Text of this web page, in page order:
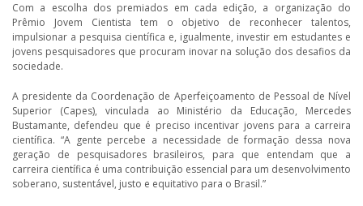
Com a escolha dos premiados em cada edição, a organização do
Prêmio Jovem Cientista tem o objetivo de reconhecer talentos,
impulsionar a pesquisa científica e, igualmente, investir em estudantes e
jovens pesquisadores que procuram inovar na solução dos desafios da
sociedade.
A presidente da Coordenação de Aperfeiçoamento de Pessoal de Nível
Superior (Capes), vinculada ao Ministério da Educação, Mercedes
Bustamante, defendeu que é preciso incentivar jovens para a carreira
científica. “A gente percebe a necessidade de formação dessa nova
geração de pesquisadores brasileiros, para que entendam que a
carreira científica é uma contribuição essencial para um desenvolvimento
soberano, sustentável, justo e equitativo para o Brasil.”